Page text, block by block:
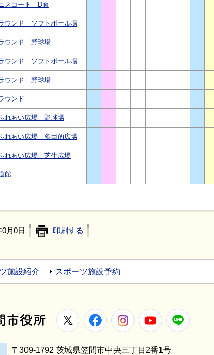
スコート D面
ウンド ソフトボール場
ウンド 野球場
ウンド ソフトボール場
ウンド 野球場
ウンド
れあい広場 野球場
れあい広場 多目的広場
れあい広場 芝生広場
館
0月0日 印刷する
施設紹介 スポーツ施設予約
笠間市役所
X FacebookInstagramYoutube
〒309-1792 茨城県笠間市中央三丁目2番1号